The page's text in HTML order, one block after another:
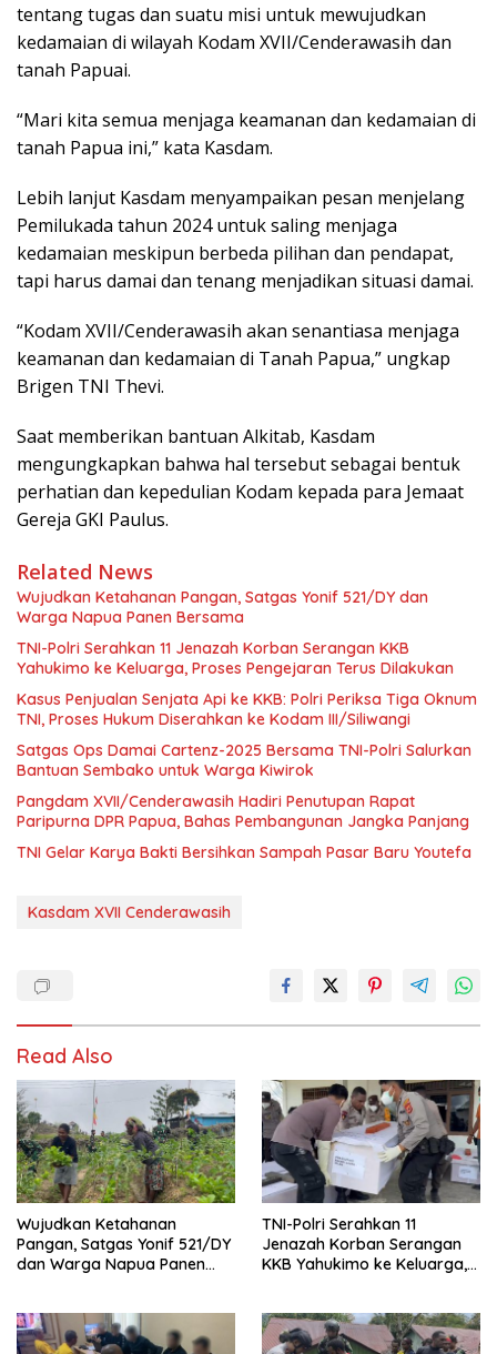
tentang tugas dan suatu misi untuk mewujudkan
kedamaian di wilayah Kodam XVII/Cenderawasih dan
tanah Papuai.
“Mari kita semua menjaga keamanan dan kedamaian di
tanah Papua ini,” kata Kasdam.
Lebih lanjut Kasdam menyampaikan pesan menjelang
Pemilukada tahun 2024 untuk saling menjaga
kedamaian meskipun berbeda pilihan dan pendapat,
tapi harus damai dan tenang menjadikan situasi damai.
“Kodam XVII/Cenderawasih akan senantiasa menjaga
keamanan dan kedamaian di Tanah Papua,” ungkap
Brigen TNI Thevi.
Saat memberikan bantuan Alkitab, Kasdam
mengungkapkan bahwa hal tersebut sebagai bentuk
perhatian dan kepedulian Kodam kepada para Jemaat
Gereja GKI Paulus.
Related News
Wujudkan Ketahanan Pangan, Satgas Yonif 521/DY dan
Warga Napua Panen Bersama
TNI-Polri Serahkan 11 Jenazah Korban Serangan KKB
Yahukimo ke Keluarga, Proses Pengejaran Terus Dilakukan
Kasus Penjualan Senjata Api ke KKB: Polri Periksa Tiga Oknum
TNI, Proses Hukum Diserahkan ke Kodam III/Siliwangi
Satgas Ops Damai Cartenz-2025 Bersama TNI-Polri Salurkan
Bantuan Sembako untuk Warga Kiwirok
Pangdam XVII/Cenderawasih Hadiri Penutupan Rapat
Paripurna DPR Papua, Bahas Pembangunan Jangka Panjang
TNI Gelar Karya Bakti Bersihkan Sampah Pasar Baru Youtefa
Kasdam XVII Cenderawasih
Read Also
Wujudkan Ketahanan
Pangan, Satgas Yonif 521/DY
dan Warga Napua Panen
TNI-Polri Serahkan 11
Jenazah Korban Serangan
KKB Yahukimo ke Keluarga,